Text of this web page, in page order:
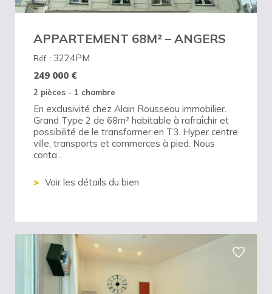
APPARTEMENT 68M² – ANGERS
Réf. : 3224PM
249 000 €
2 pièces - 1 chambre
En exclusivité chez Alain Rousseau immobilier.
Grand Type 2 de 68m² habitable à rafraîchir et
possibilité de le transformer en T3. Hyper centre
ville, transports et commerces à pied. Nous
conta...
Voir les détails du bien